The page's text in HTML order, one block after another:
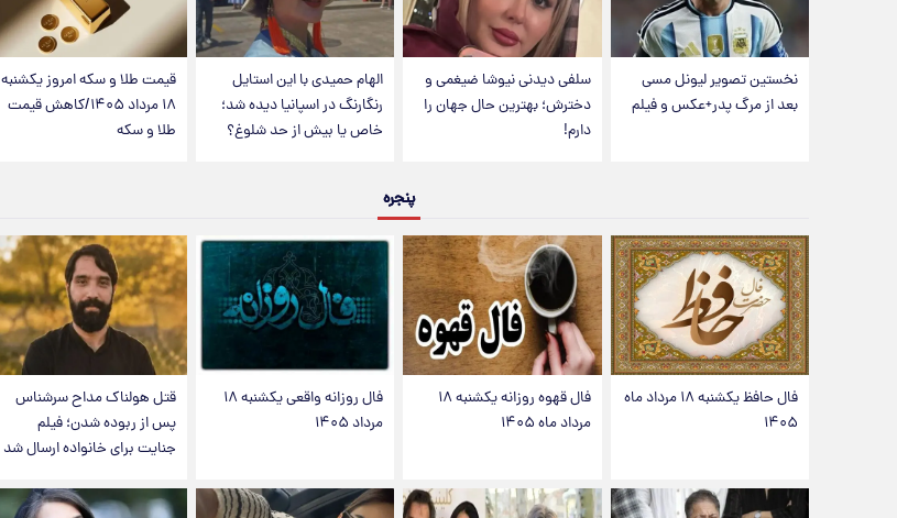
نخستین تصویر لیونل مسی
بعد از مرگ پدر+عکس و فیلم
سلفی دیدنی نیوشا ضیغمی و
دخترش؛ بهترین حال جهان را
دارم!
الهام حمیدی با این استایل
رنگارنگ در اسپانیا دیده شد؛
خاص یا بیش از حد شلوغ؟
قیمت طلا و سکه امروز یکشنبه
۱۸ مرداد ۱۴۰۵/کاهش قیمت
طلا و سکه
پنجره
فال حافظ یکشنبه ۱۸ مرداد ماه
۱۴۰۵
فال قهوه روزانه یکشنبه ۱۸
مرداد ماه ۱۴۰۵
فال روزانه واقعی یکشنبه ۱۸
مرداد ۱۴۰۵
قتل هولناک مداح سرشناس
پس از ربوده شدن؛ فیلم
جنایت برای خانواده ارسال شد